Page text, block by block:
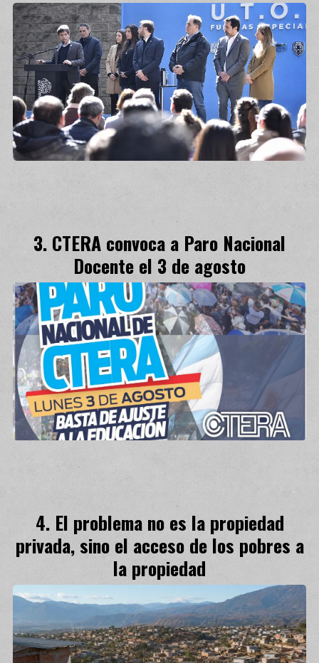
CTERA convoca a Paro Nacional
Docente el 3 de agosto
El problema no es la propiedad
privada, sino el acceso de los pobres a
la propiedad